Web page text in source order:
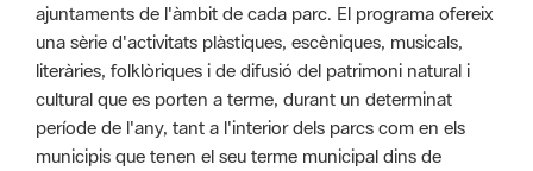
ajuntaments de l'àmbit de cada parc. El programa ofereix
una sèrie d'activitats plàstiques, escèniques, musicals,
literàries, folklòriques i de difusió del patrimoni natural i
cultural que es porten a terme, durant un determinat
període de l'any, tant a l'interior dels parcs com en els
municipis que tenen el seu terme municipal dins de